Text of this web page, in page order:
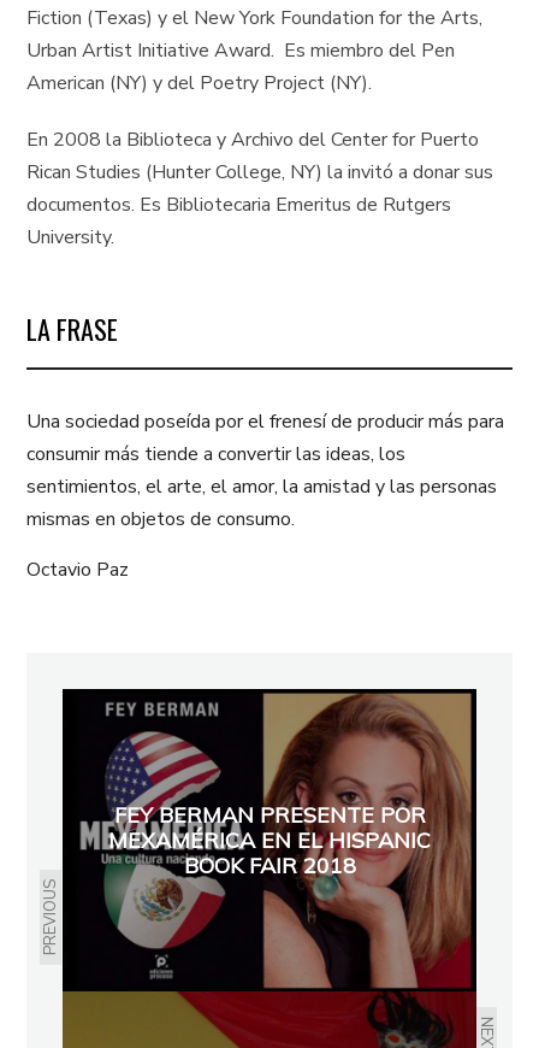
Fiction (Texas) y el New York Foundation for the Arts,
Urban Artist Initiative Award. Es miembro del Pen
American (NY) y del Poetry Project (NY).
En 2008 la Biblioteca y Archivo del Center for Puerto
Rican Studies (Hunter College, NY) la invitó a donar sus
documentos. Es Bibliotecaria Emeritus de Rutgers
University.
LA FRASE
Una sociedad poseída por el frenesí de producir más para
consumir más tiende a convertir las ideas, los
sentimientos, el arte, el amor, la amistad y las personas
mismas en objetos de consumo.
Octavio Paz
PREVIOUS
FEY BERMAN PRESENTE POR
MEXAMÉRICA EN EL HISPANIC
BOOK FAIR 2018
NEXT